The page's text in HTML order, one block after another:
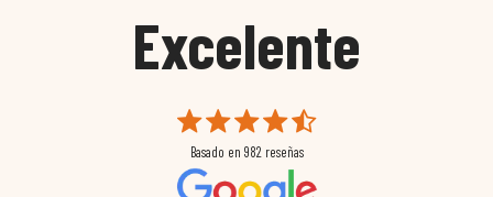
Excelente
Basado en 982 reseñas